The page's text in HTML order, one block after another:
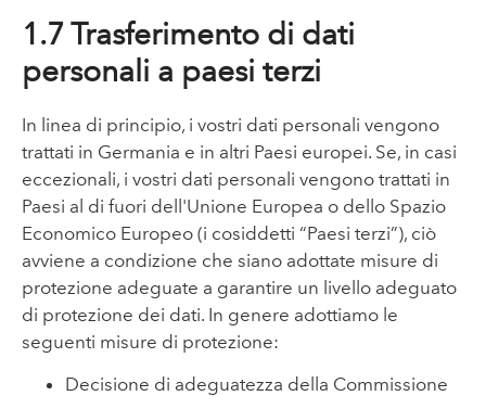
1.7 Trasferimento di dati
personali a paesi terzi
In linea di principio, i vostri dati personali vengono
trattati in Germania e in altri Paesi europei. Se, in casi
eccezionali, i vostri dati personali vengono trattati in
Paesi al di fuori dell'Unione Europea o dello Spazio
Economico Europeo (i cosiddetti “Paesi terzi”), ciò
avviene a condizione che siano adottate misure di
protezione adeguate a garantire un livello adeguato
di protezione dei dati. In genere adottiamo le
seguenti misure di protezione:
Decisione di adeguatezza della Commissione